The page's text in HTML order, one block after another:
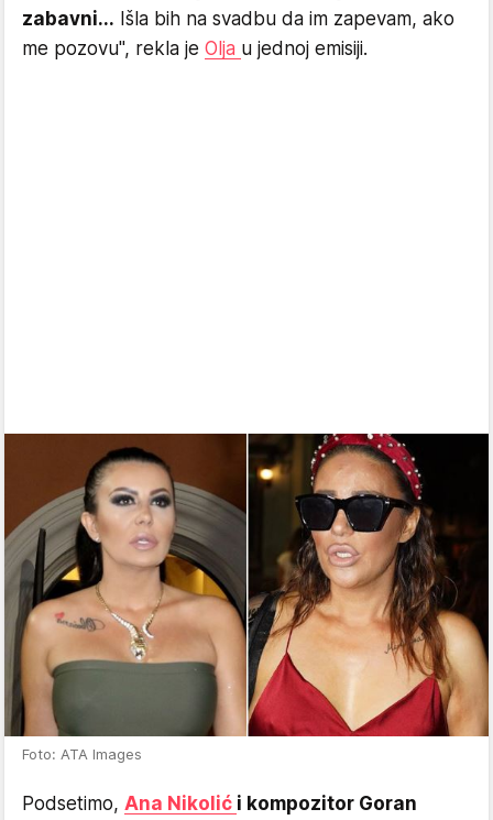
zabavni... Išla bih na svadbu da im zapevam, ako
me pozovu", rekla je Olja u jednoj emisiji.
Foto: ATA Images
Podsetimo, Ana Nikolić i kompozitor Goran